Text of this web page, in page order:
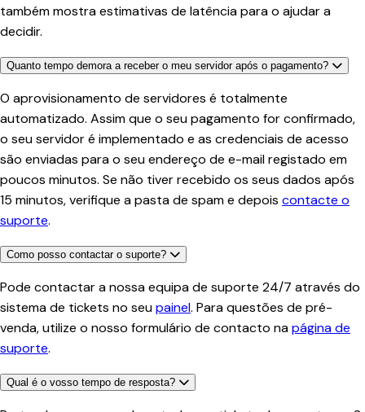
também mostra estimativas de latência para o ajudar a
decidir.
Quanto tempo demora a receber o meu servidor após o pagamento?
O aprovisionamento de servidores é totalmente
automatizado. Assim que o seu pagamento for confirmado,
o seu servidor é implementado e as credenciais de acesso
são enviadas para o seu endereço de e-mail registado em
poucos minutos. Se não tiver recebido os seus dados após
15 minutos, verifique a pasta de spam e depois contacte o
suporte.
Como posso contactar o suporte?
Pode contactar a nossa equipa de suporte 24/7 através do
sistema de tickets no seupainel. Para questões de pré-
venda, utilize o nosso formulário de contacto napágina de
suporte.
Qual é o vosso tempo de resposta?